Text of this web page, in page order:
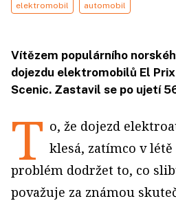
elektromobil automobil
Vítězem populárního
dojezdu elektromobilů El
Scenic. Zastavil se po ujetí
T o, že dojezd
klesá, zatímco v
problém dodržet to, co
považuje za známou